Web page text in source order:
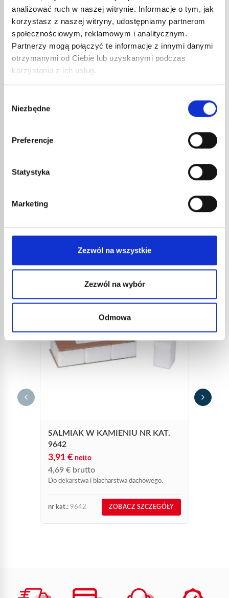
analizować ruch w naszej witrynie. Informacje o tym, jak
korzystasz z naszej witryny, udostępniamy partnerom
społecznościowym, reklamowym i analitycznym.
Partnerzy mogą połączyć te informacje z innymi danymi
otrzymanymi od Ciebie lub uzyskanymi podczas
korzystania z ich usług.
zgody
Niezbędne
Preferencje
Statystyka
Marketing
Zezwól na wszystkie
Zezwól na wybór
Odmowa
Reduktor ciśnienia stały.
nr kat.:
INNE
REFERENCJE
SALMIAK W KAMIENIU NR KAT.
9642
3,91 € netto
4,69 € brutto
Do dekarstwa i blacharstwa dachowego.
nr kat.: 9642 ZOBACZ SZCZEGÓŁY
Rolka